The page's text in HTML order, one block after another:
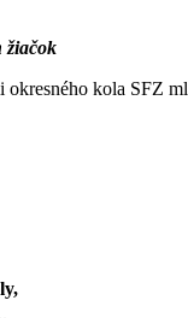
žiačok
okresného kola SFZ